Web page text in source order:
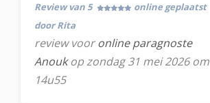
Review van 5
online geplaatst
door Rita
review vooronline paragnoste
Anoukop zondag 31 mei 2026 om
14u55